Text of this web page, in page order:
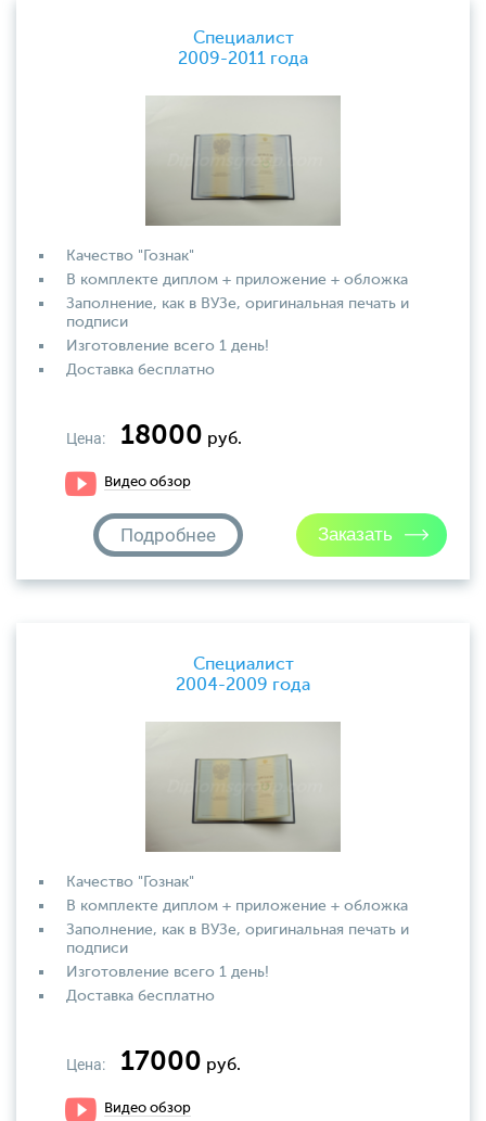
Специалист
2009-2011 года
Качество "Гознак"
В комплекте диплом + приложение + обложка
Заполнение, как в ВУЗе, оригинальная печать и
подписи
Изготовление всего 1 день!
Доставка бесплатно
Цена: 18000 руб.
Видео обзор
Подробнее
Специалист
2004-2009 года
Качество "Гознак"
В комплекте диплом + приложение + обложка
Заполнение, как в ВУЗе, оригинальная печать и
подписи
Изготовление всего 1 день!
Доставка бесплатно
Цена: 17000 руб.
Видео обзор